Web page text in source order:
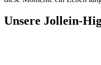
Unsere Jollein-